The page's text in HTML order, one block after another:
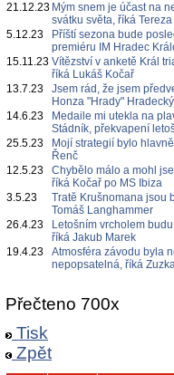
21.12.23 Mým snem je účast na
svátku světa, říká
5.12.23
Příští sezona bude
premiéru IM Hradec
15.11.23 Vítězství v anketě Král
říká Lukáš Kočař
13.7.23
Jsem rád, že jsem
Honza "Hrady"
14.6.23
Medaile mi utekla na
Stádník, překvapení
25.5.23
Mojí strategií bylo
Řenč
12.5.23
Chybělo málo a mohl
říká Kočař po MS Ibiza
3.5.23
Tratě Krušnomana jsou
Tomáš Langhammer
26.4.23
Letošním vrcholem
říká Jakub Marek
19.4.23
Atmosféra závodu byla
nepopsatelná, říká
Přečteno 700x
Tisk
Zpět